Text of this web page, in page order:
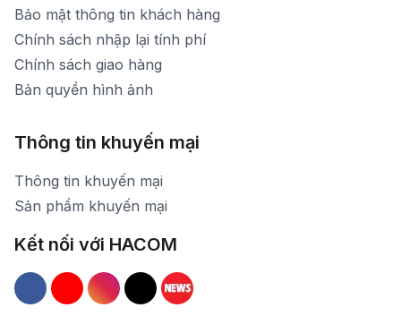
Bảo mật thông tin khách hàng
Chính sách nhập lại tính phí
Chính sách giao hàng
Bản quyền hình ảnh
Thông tin khuyến mại
Thông tin khuyến mại
Sản phẩm khuyến mại
Kết nối với HACOM
Hacom Facebook
Hacom YouTube
Hacom Instagram
Hacom TikTok